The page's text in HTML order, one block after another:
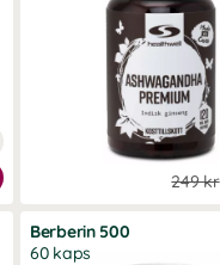
249 kr
Berberin 500
60 kaps